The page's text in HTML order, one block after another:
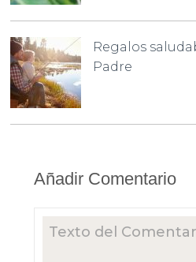
Regalos
Padre
Añadir Comentario